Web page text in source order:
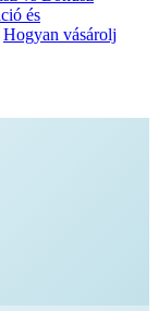
és
Hogyan vásárolj